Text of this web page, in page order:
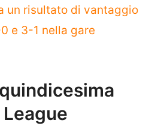
un risultato di vantaggio
e 3-1 nella gare